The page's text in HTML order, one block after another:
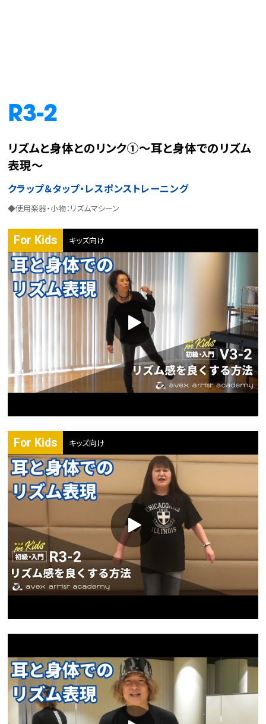
R3-2
リズムと身体とのリンク①～耳と身体でのリズム
表現～
クラップ＆タップ・レスポンストレーニング
◆使用楽器・小物：リズムマシーン
For Kids キッズ向け
For Kids キッズ向け